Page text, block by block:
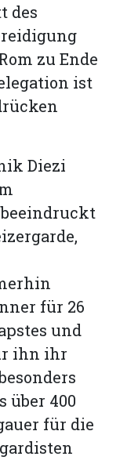
des
zu Ende
ist
Diezi
für 26
und
ihn ihr
über 400
für die